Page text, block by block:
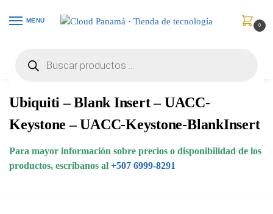
MENU
0
Ubiquiti – Blank Insert – UACC-
Keystone – UACC-Keystone-BlankInsert
Para mayor información sobre precios o disponibilidad de los
productos, escribanos al +507 6999-8291